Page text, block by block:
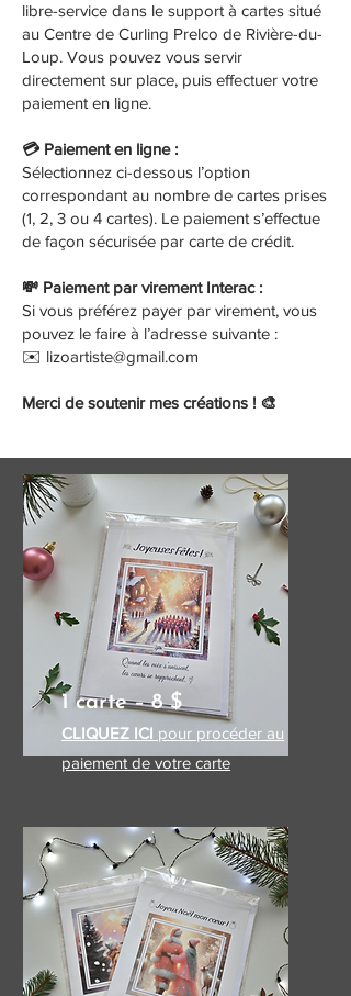
libre-service dans le support à cartes situé
au Centre de Curling Prelco de Rivière-du-
Loup. Vous pouvez vous servir
directement sur place, puis effectuer votre
paiement en ligne.
💳 Paiement en ligne :
Sélectionnez ci-dessous l’option
correspondant au nombre de cartes prises
(1, 2, 3 ou 4 cartes). Le paiement s’effectue
de façon sécurisée par carte de crédit.
💸 Paiement par virement Interac :
Si vous préférez payer par virement, vous
pouvez le faire à l’adresse suivante :
✉️ lizoartiste@gmail.com
Merci de soutenir mes créations ! 🎨
1 carte – 8 $
CLIQUEZ ICI pour procéder au
paiement de votre carte